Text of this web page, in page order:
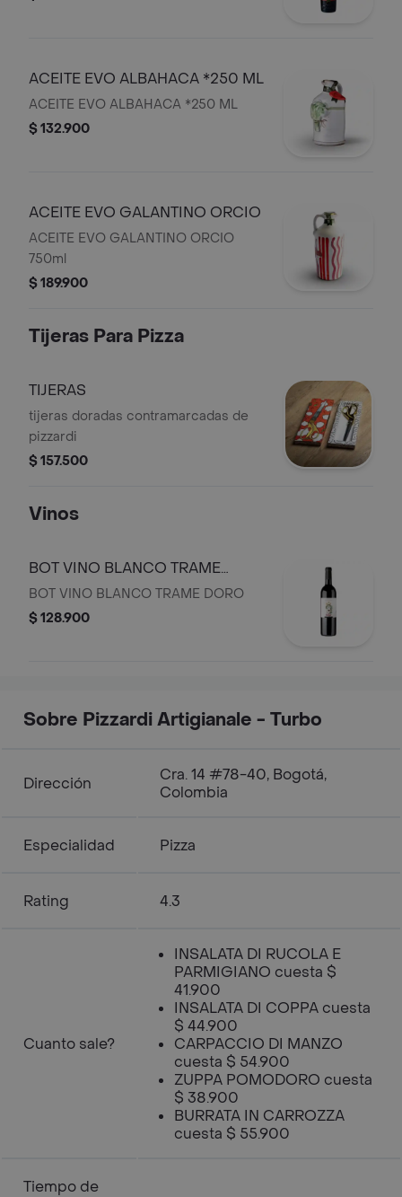
ACEITE EVO ALBAHACA *250 ML
ACEITE EVO ALBAHACA *250 ML
$ 132.900
ACEITE EVO GALANTINO ORCIO
ACEITE EVO GALANTINO ORCIO
750ml
$ 189.900
Tijeras Para Pizza
TIJERAS
tijeras doradas contramarcadas de
pizzardi
$ 157.500
Vinos
BOT VINO BLANCO TRAME
DORO
BOT VINO BLANCO TRAME DORO
$ 128.900
Sobre Pizzardi Artigianale - Turbo
Dirección
Cra. 14 #78-40, Bogotá,
Colombia
Especialidad Pizza
Rating 4.3
Cuanto sale?
INSALATA DI RUCOLA E
PARMIGIANO cuesta $
41.900
INSALATA DI COPPA cuesta
$ 44.900
CARPACCIO DI MANZO
cuesta $ 54.900
ZUPPA POMODORO cuesta
$ 38.900
BURRATA IN CARROZZA
cuesta $ 55.900
Tiempo de